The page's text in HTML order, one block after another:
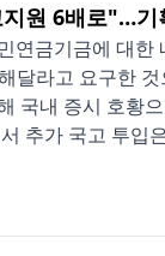
원 6배로"…기
연금기금에 대한
달라고 요구한
국내 증시 호황
추가 국고 투입